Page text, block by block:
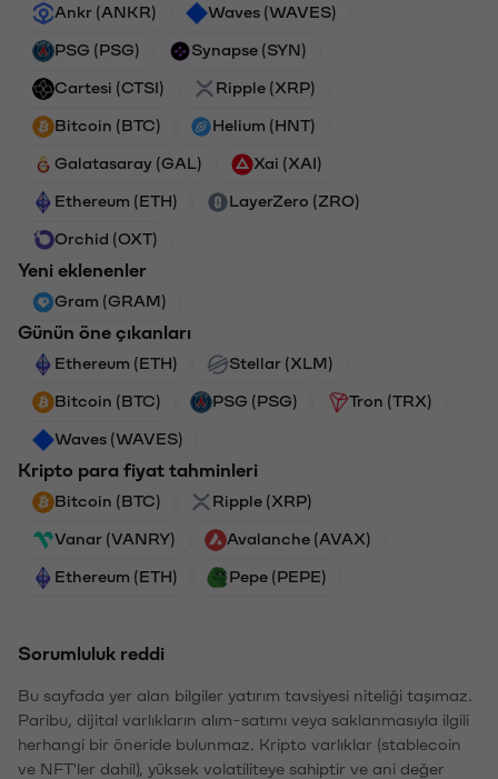
Ankr (ANKR) Waves (WAVES)
PSG (PSG) Synapse (SYN)
Cartesi (CTSI) Ripple (XRP)
Bitcoin (BTC) Helium (HNT)
Galatasaray (GAL) Xai (XAI)
Ethereum (ETH) LayerZero (ZRO)
Orchid (OXT)
Yeni eklenenler
Gram (GRAM)
Günün öne çıkanları
Ethereum (ETH) Stellar (XLM)
Bitcoin (BTC) PSG (PSG) Tron (TRX)
Waves (WAVES)
Kripto para fiyat tahminleri
Bitcoin (BTC) Ripple (XRP)
Vanar (VANRY) Avalanche (AVAX)
Ethereum (ETH) Pepe (PEPE)
Sorumluluk reddi
Bu sayfada yer alan bilgiler yatırım tavsiyesi niteliği taşımaz.
Paribu, dijital varlıkların alım-satımı veya saklanmasıyla ilgili
herhangi bir öneride bulunmaz. Kripto varlıklar (stablecoin
ve NFT'ler dahil), yüksek volatiliteye sahiptir ve ani değer